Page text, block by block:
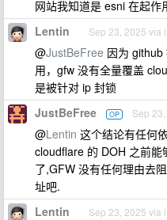
网站我知道是 esni 在起作
Lentin Sep 23, 2025 via
@JustBeFree 因为
用，gfw 没有全量覆盖
是被针对 ip 封锁
JustBeFree OP Sep
@Lentin 这个结论有任何
cloudflare 的 DOH 之前能
了,GFW 没有任何理由去
址吧.
Lentin Sep 23, 2025 via